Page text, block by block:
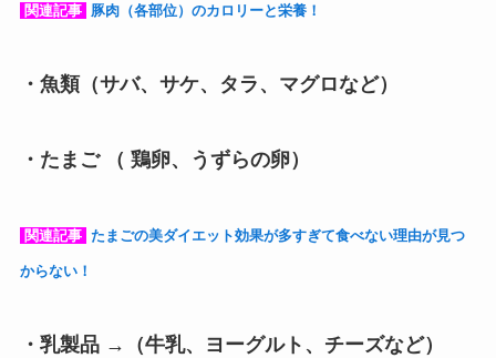
関連記事 豚肉（各部位）のカロリーと栄養！
・魚類（サバ、サケ、タラ、マグロなど）
・たまご （ 鶏卵、うずらの卵）
関連記事 たまごの美ダイエット効果が多すぎて食べない理由が見つ
からない！
・乳製品 →（牛乳、ヨーグルト、チーズなど）